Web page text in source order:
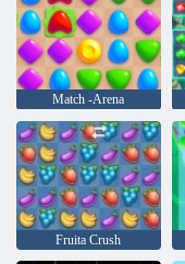
Match -Arena
Fruita Crush